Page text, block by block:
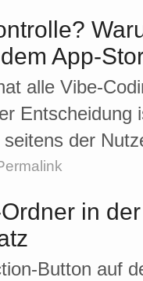
App-
alle Vibe-
Entscheidung
der
in
Button auf